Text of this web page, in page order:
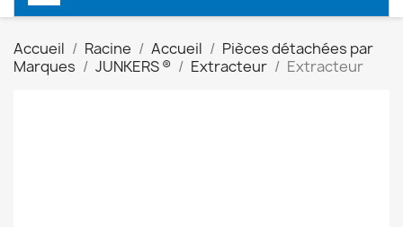
Accueil Racine Accueil
Pièces détachées par
Marques
JUNKERS ® Extracteur Extracteur